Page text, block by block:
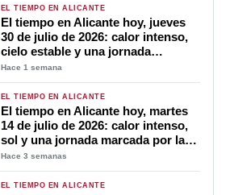
EL TIEMPO EN ALICANTE
El tiempo en Alicante hoy, jueves
30 de julio de 2026: calor intenso,
cielo estable y una jornada
marcada por las altas temperaturas
Hace 1 semana
EL TIEMPO EN ALICANTE
El tiempo en Alicante hoy, martes
14 de julio de 2026: calor intenso,
sol y una jornada marcada por las
altas temperaturas
Hace 3 semanas
EL TIEMPO EN ALICANTE